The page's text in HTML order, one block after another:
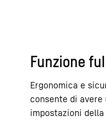
Funzione
Ergonomica e
consente di
impostazioni